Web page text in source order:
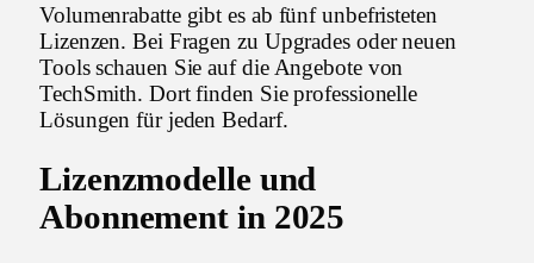
Volumenrabatte gibt es ab fünf unbefristeten
Lizenzen. Bei Fragen zu Upgrades oder neuen
Tools schauen Sie auf die Angebote von
TechSmith. Dort finden Sie professionelle
Lösungen für jeden Bedarf.
Lizenzmodelle und
Abonnement in 2025